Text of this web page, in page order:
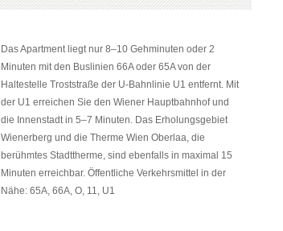
Das Apartment liegt nur 8–10 Gehminuten oder 2
Minuten mit den Buslinien 66A oder 65A von der
Haltestelle Troststraße der U-Bahnlinie U1 entfernt. Mit
der U1 erreichen Sie den Wiener Hauptbahnhof und
die Innenstadt in 5–7 Minuten. Das Erholungsgebiet
Wienerberg und die Therme Wien Oberlaa, die
berühmtes Stadttherme, sind ebenfalls in maximal 15
Minuten erreichbar. Öffentliche Verkehrsmittel in der
Nähe: 65A, 66A, O, 11, U1